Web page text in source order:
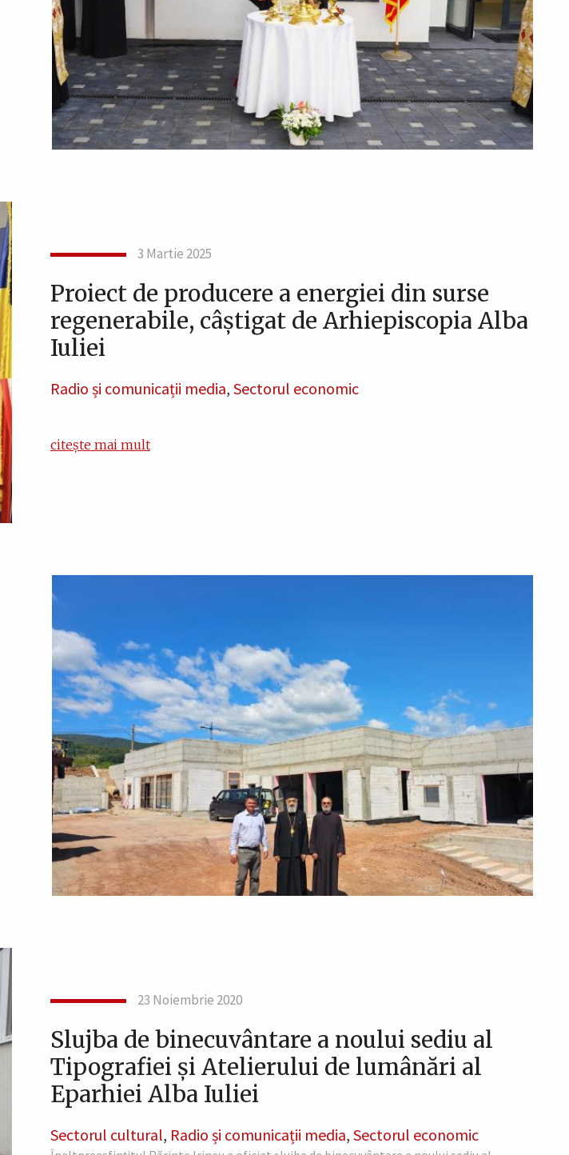
3 Martie 2025
Proiect de producere a energiei din surse
regenerabile, câștigat de Arhiepiscopia Alba
Iuliei
Radio și comunicații media, Sectorul economic
citește mai mult
23 Noiembrie 2020
Slujba de binecuvântare a noului sediu al
Tipografiei şi Atelierului de lumânări al
Eparhiei Alba Iuliei
Sectorul cultural, Radio și comunicații media, Sectorul economic